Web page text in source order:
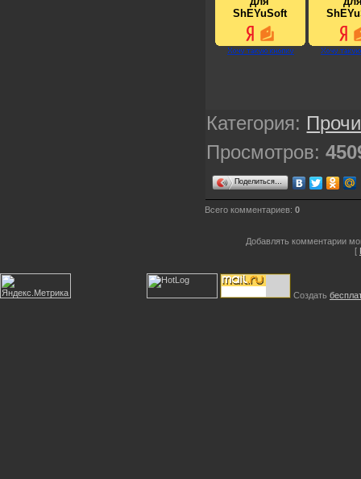
ShEYuSoft
Категория:
Просмотров:
Поделиться…
Всего комментариев:0
Добавлять комментарии
[
Создать